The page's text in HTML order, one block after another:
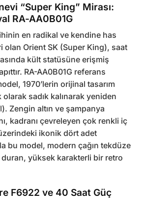
“Super King” Mirası:
RA-AA0B01G
en radikal ve kendine has
olan Orient SK (Super King), saat
kült statüsüne erişmiş
RA-AA0B01G referans
1970’lerin orijinal tasarım
olarak sadık kalınarak yeniden
Zengin altın ve şampanya
kadranı çevreleyen çok renkli iç
ikonik dört adet
bu model, modern çağın tekdüze
duran, yüksek karakterli bir retro
F6922 ve 40 Saat Güç